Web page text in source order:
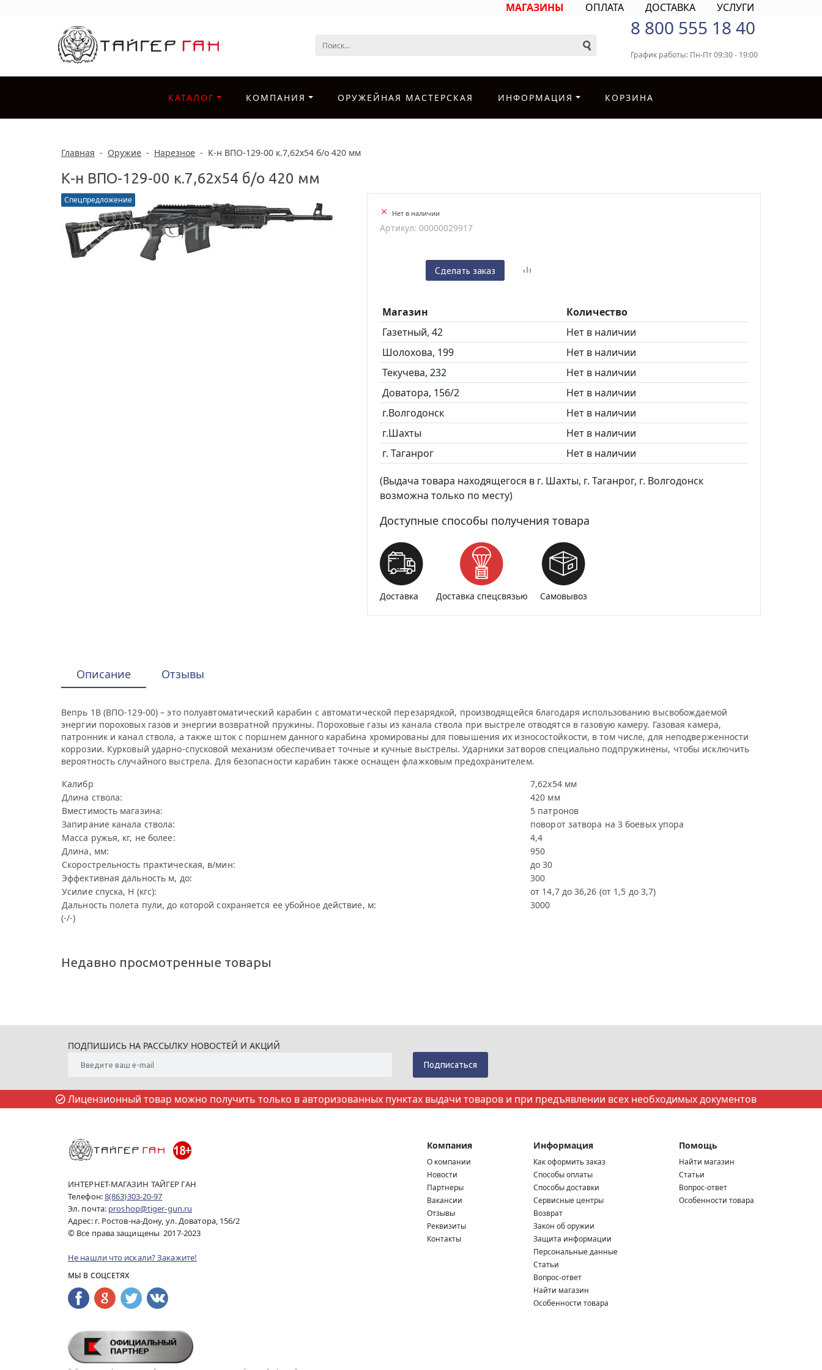
МАГАЗИНЫ ОПЛАТА ДОСТАВКА УСЛУГИ
8 800 555 18 40
График работы: Пн-Пт 09:30 - 19:00
КАТАЛОГ КОМПАНИЯ ОРУЖЕЙНАЯ МАСТЕРСКАЯ ИНФОРМАЦИЯ КОРЗИНА
Главная - Оружие - Нарезное - К-н ВПО-129-00 к.7,62х54 б/о 420 мм
К-н ВПО-129-00 к.7,62х54 б/о 420 мм
Спецпредложение
Нет в наличии
Артикул: 00000029917
Сделать заказ
Магазин
Количество
Газетный, 42
Нет в наличии
Шолохова, 199
Нет в наличии
Текучева, 232
Нет в наличии
Доватора, 156/2
Нет в наличии
г.Волгодонск
Нет в наличии
г.Шахты
Нет в наличии
г. Таганрог
Нет в наличии
(Выдача товара находящегося в г. Шахты, г. Таганрог, г. Волгодонск
возможна только по месту)
Доступные способы получения товара
Доставка Доставка спецсвязью Самовывоз
Описание Отзывы
Вепрь 1В (ВПО-129-00) – это полуавтоматический карабин с автоматической перезарядкой, производящейся благодаря использованию высвобождаемой
энергии пороховых газов и энергии возвратной пружины. Пороховые газы из канала ствола при выстреле отводятся в газовую камеру. Газовая камера,
патронник и канал ствола, а также шток с поршнем данного карабина хромированы для повышения их износостойкости, в том числе, для неподверженности
коррозии. Курковый ударно-спусковой механизм обеспечивает точные и кучные выстрелы. Ударники затворов специально подпружинены, чтобы исключить
вероятность случайного выстрела. Для безопасности карабин также оснащен флажковым предохранителем.
Калибр
7,62х54 мм
Длина ствола:
420 мм
Вместимость магазина:
5 патронов
Запирание канала ствола:
поворот затвора на 3 боевых упора
Масса ружья, кг, не более:
4,4
Длина, мм:
950
Скорострельность практическая, в/мин:
до 30
Эффективная дальность м, до:
300
Усилие спуска, Н (кгс):
от 14,7 до 36,26 (от 1,5 до 3,7)
Дальность полета пули, до которой сохраняется ее убойное действие, м:
3000
(-/-)
Недавно просмотренные товары
ПОДПИШИСЬ НА РАССЫЛКУ НОВОСТЕЙ И АКЦИЙ
Лицензионный товар можно получить только в авторизованных пунктах выдачи товаров и при предъявлении всех необходимых документов
ИНТЕРНЕТ-МАГАЗИН ТАЙГЕР ГАН
Телефон:8(863)303-20-97
Эл. почта: proshop@tiger-gun.ru
Адрес: г. Ростов-на-Дону, ул. Доватора, 156/2
© Все права защищены 2017-2023
Не нашли что искали? Закажите!
МЫ В СОЦСЕТЯХ
Компания
О компании
Новости
Партнеры
Вакансии
Отзывы
Реквизиты
Контакты
Информация
Как оформить заказ
Способы оплаты
Способы доставки
Сервисные центры
Возврат
Закон об оружии
Защита информации
Персональные данные
Статьи
Вопрос-ответ
Найти магазин
Особенности товара
Помощь
Найти магазин
Статьи
Вопрос-ответ
Особенности товара